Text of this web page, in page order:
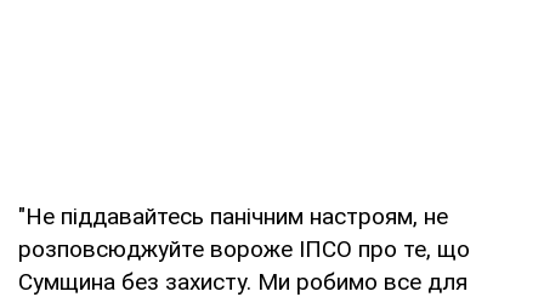
"Не піддавайтесь панічним настроям, не
розповсюджуйте вороже ІПСО про те, що
Сумщина без захисту. Ми робимо все для